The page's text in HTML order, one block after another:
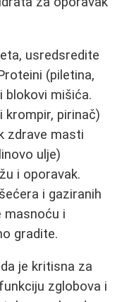
usredsredite
(piletina,
blokovi mišića.
krompir, pirinač)
zdrave masti
ulje)
i oporavak.
i gaziranih
masnoću i
gradite.
je kritisna za
zglobova i